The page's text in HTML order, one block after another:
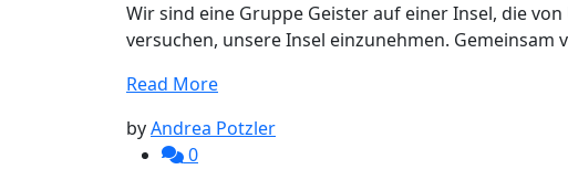
Wir sind eine Gruppe Geister auf einer Insel, die
versuchen, unsere Insel einzunehmen.
Read More
byAndrea Potzler
0